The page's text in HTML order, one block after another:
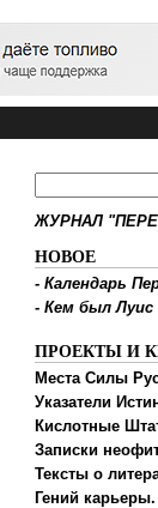
ЖУРНАЛ
НОВОЕ
- Календарь
- Кем был
ПРОЕКТЫ И
Места Силы
Указатели
Кислотные
Записки
Тексты о
Гений